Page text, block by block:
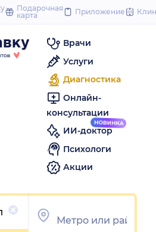
to
Закрыть
Подарочная
карта
Приложение
Врачи
Услуги
Диагностика
Онлайн-
консультации
ИИ-доктор
Психологи
Акции